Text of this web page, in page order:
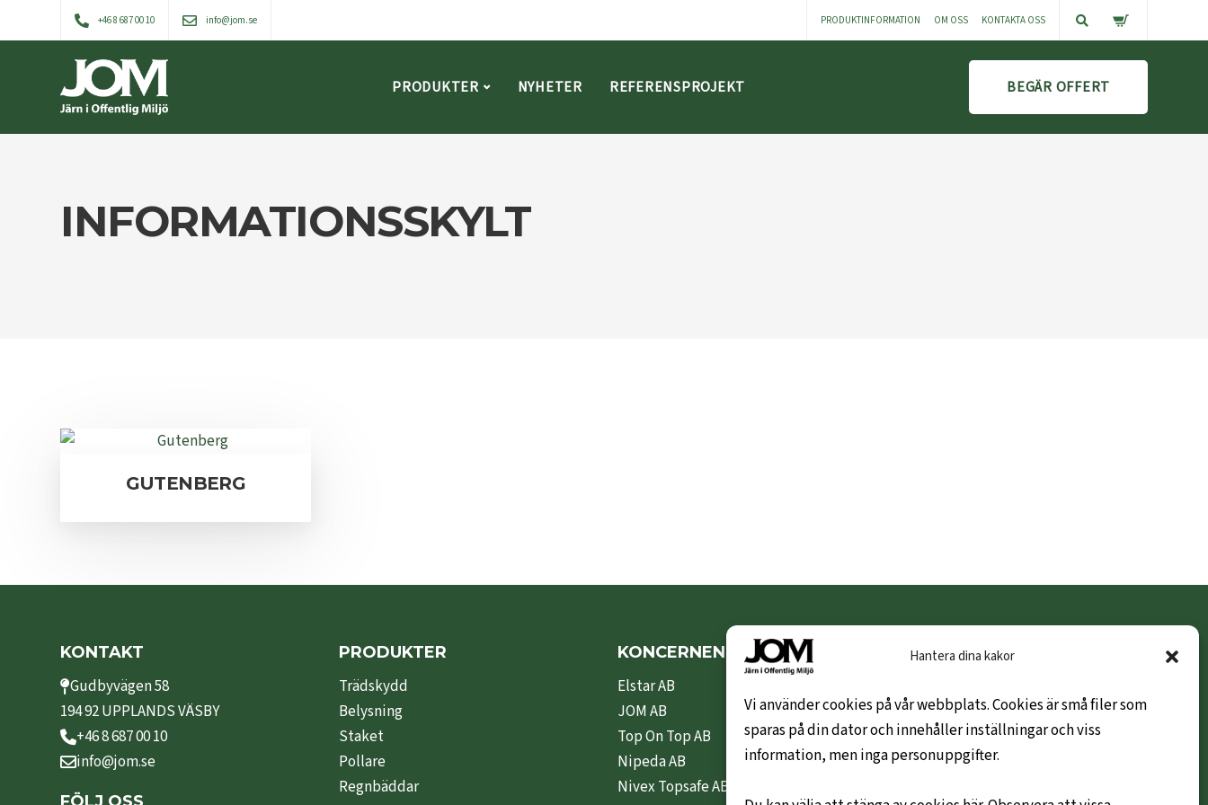
Hantera dina kakor
Vi använder cookies på vår webbplats. Cookies är små filer som
sparas på din dator och innehåller inställningar och viss
information, men inga personuppgifter.
+46 8 687 00 10 info@jom.se PRODUKTINFORMATION OM OSS KONTAKTA OSS
PRODUKTER NYHETER REFERENSPROJEKT BEGÄR OFFERT
INFORMATIONSSKYLT
GUTENBERG
KONTAKT
Gudbyvägen 58
194 92 UPPLANDS VÄSBY
+46 8 687 00 10
info@jom.se
PRODUKTER
Trädskydd
Belysning
Staket
Pollare
Regnbäddar
KONCERNEN
Elstar AB
JOM AB
Top On Top AB
Nipeda AB
Nivex Topsafe AB
KUNDINFO
Om oss
Leveransvillkor
Hållbarhetspolicy